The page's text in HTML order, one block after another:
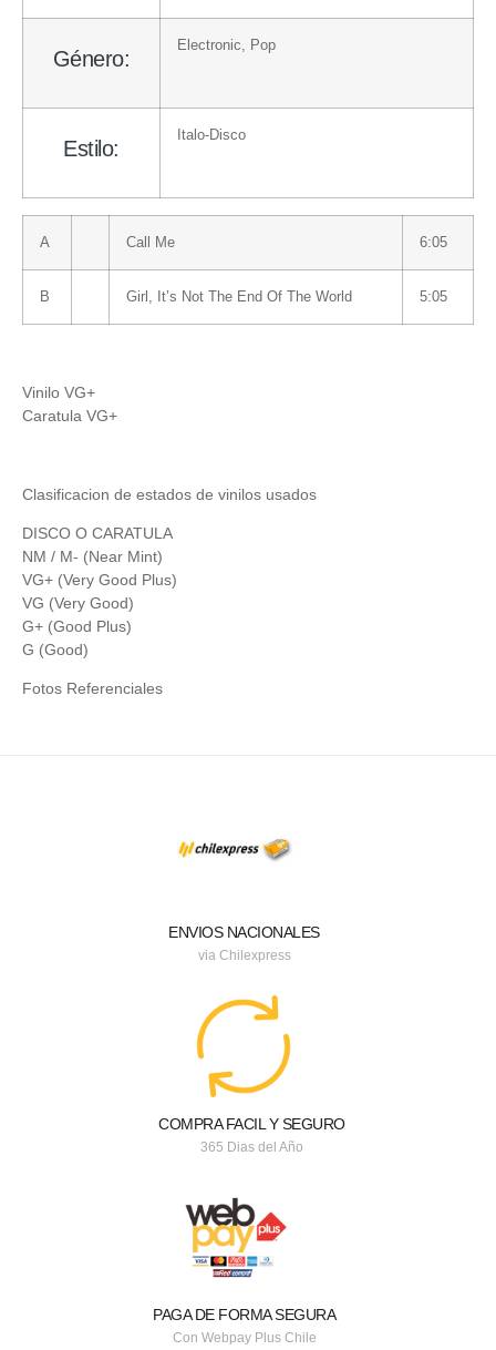
Género:
Electronic, Pop
Estilo:
Italo-Disco
A Call Me 6:05
B Girl, It’s Not The End Of The World 5:05
Vinilo VG+
Caratula VG+
Clasificacion de estados de vinilos usados
DISCO O CARATULA
NM / M- (Near Mint)
VG+ (Very Good Plus)
VG (Very Good)
G+ (Good Plus)
G (Good)
Fotos Referenciales
ENVIOS NACIONALES
via Chilexpress
COMPRA FACIL Y SEGURO
365 Dias del Año
PAGA DE FORMA SEGURA
Con Webpay Plus Chile